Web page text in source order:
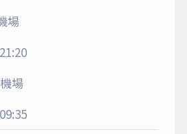
場
場
09:35